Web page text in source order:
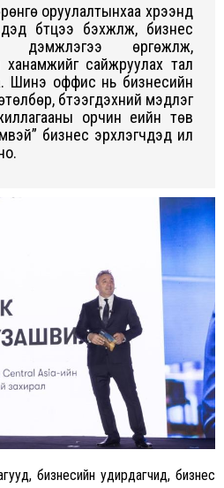
оруулалтынхаа хүрээнд
бүтцээ бэхжүүлж, бизнес
дэмжлэгээ өргөжүүлж,
ханамжийг сайжруулах тал
Шинэ оффис нь бизнесийн
бүтээгдэхүүний мэдлэг
орчин үеийн төв
бизнес эрхлэгчдэд илүү
бизнесийн удирдагчид, бизнес